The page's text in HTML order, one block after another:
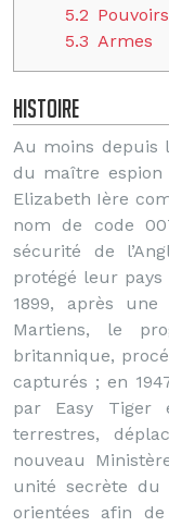
5.2 Pouvoirs
5.3 Armes
Histoire
Au moins depuis
du maître espion
Elizabeth Ière
nom de code
sécurité de
protégé leur pays
1899, après
Martiens, le
britannique,
capturés ; en
par Easy Tiger
terrestres,
nouveau
unité secrète du
orientées afin